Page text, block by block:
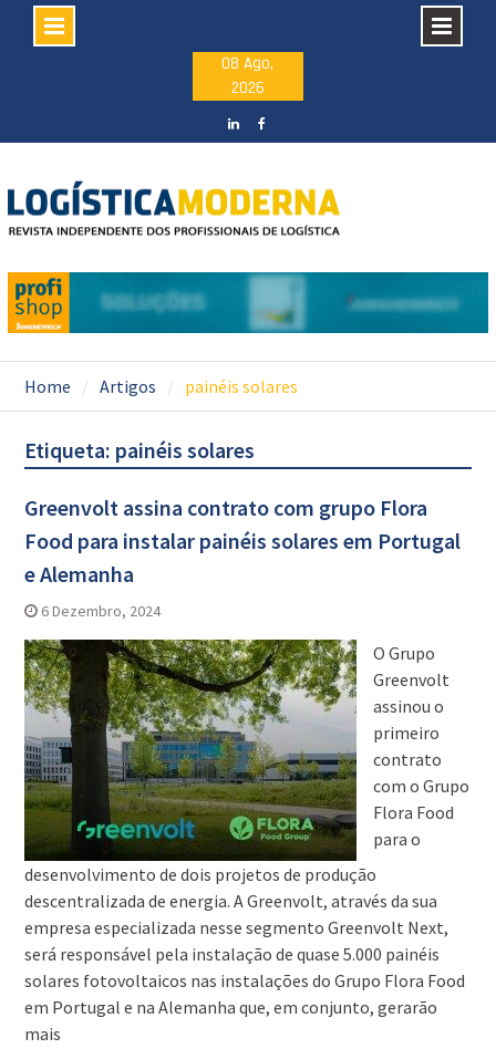
08 Ago,
2026
Home Artigos painéis solares
Etiqueta: painéis solares
Greenvolt assina contrato com grupo Flora
Food para instalar painéis solares em Portugal
e Alemanha
6 Dezembro, 2024
O Grupo
Greenvolt
assinou o
primeiro
contrato
com o Grupo
Flora Food
para o
desenvolvimento de dois projetos de produção
descentralizada de energia. A Greenvolt, através da sua
empresa especializada nesse segmento Greenvolt Next,
será responsável pela instalação de quase 5.000 painéis
solares fotovoltaicos nas instalações do Grupo Flora Food
em Portugal e na Alemanha que, em conjunto, gerarão
mais